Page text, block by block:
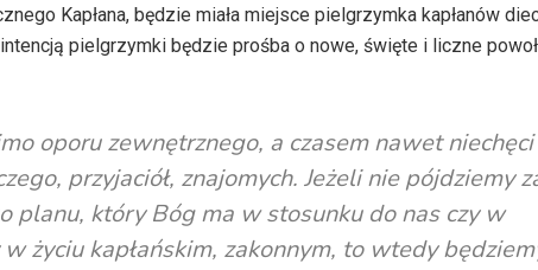
Kapłana, będzie miała miejsce pielgrzymka kapłanów
pielgrzymki będzie prośba o nowe, święte i liczne
oporu zewnętrznego, a czasem nawet niechęci
przyjaciół, znajomych. Jeżeli nie pójdziemy
planu, który Bóg ma w stosunku do nas czy w
życiu kapłańskim, zakonnym, to wtedy